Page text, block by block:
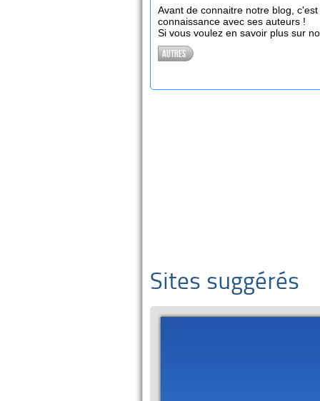
Avant de connaitre notre blog,
connaissance avec ses auteurs !
Si vous voulez en savoir plus sur
Autres
Sites suggérés